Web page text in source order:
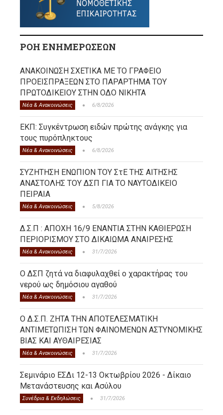
ΡΟΗ ΕΝΗΜΕΡΩΣΕΩΝ
ΑΝΑΚΟΙΝΩΣΗ ΣΧΕΤΙΚΑ ΜΕ ΤΟ ΓΡΑΦΕΙΟ
ΠΡΟΕΙΣΠΡΑΞΕΩΝ ΣΤΟ ΠΑΡΑΡΤΗΜΑ ΤΟΥ
ΠΡΩΤΟΔΙΚΕΙΟΥ ΣΤΗΝ ΟΔΟ ΝΙΚΗΤΑ
Νέα & Ανακοινώσεις 6/8/2026
ΕΚΠ: Συγκέντρωση ειδών πρώτης ανάγκης για
τους πυρόπληκτους
Νέα & Ανακοινώσεις 6/8/2026
ΣΥΖΗΤΗΣΗ ΕΝΩΠΙΟΝ ΤΟΥ ΣτΕ ΤΗΣ ΑΙΤΗΣΗΣ
ΑΝΑΣΤΟΛΗΣ ΤΟΥ ΔΣΠ ΓΙΑ ΤΟ ΝΑΥΤΟΔΙΚΕΙΟ
ΠΕΙΡΑΙΑ
Νέα & Ανακοινώσεις 5/8/2026
Δ.Σ.Π : ΑΠΟΧΗ 16/9 ΕΝΑΝΤΙΑ ΣΤΗΝ ΚΑΘΙΕΡΩΣΗ
ΠΕΡΙΟΡΙΣΜΟΥ ΣΤΟ ΔΙΚΑΙΩΜΑ ΑΝΑΙΡΕΣΗΣ
Νέα & Ανακοινώσεις 31/7/2026
Ο ΔΣΠ ζητά να διαφυλαχθεί ο χαρακτήρας του
νερού ως δημόσιου αγαθού
Νέα & Ανακοινώσεις 31/7/2026
Ο Δ.Σ.Π. ΖΗΤΑ ΤΗΝ ΑΠΟΤΕΛΕΣΜΑΤΙΚΗ
ΑΝΤΙΜΕΤΩΠΙΣΗ ΤΩΝ ΦΑΙΝΟΜΕΝΩΝ ΑΣΤΥΝΟΜΙΚΗΣ
ΒΙΑΣ ΚΑΙ ΑΥΘΑΙΡΕΣΙΑΣ
Νέα & Ανακοινώσεις 31/7/2026
Σεμινάριο ΕΣΔι 12-13 Οκτωβρίου 2026 - Δίκαιο
Μετανάστευσης και Ασύλου
Συνέδρια & Εκδηλώσεις 31/7/2026